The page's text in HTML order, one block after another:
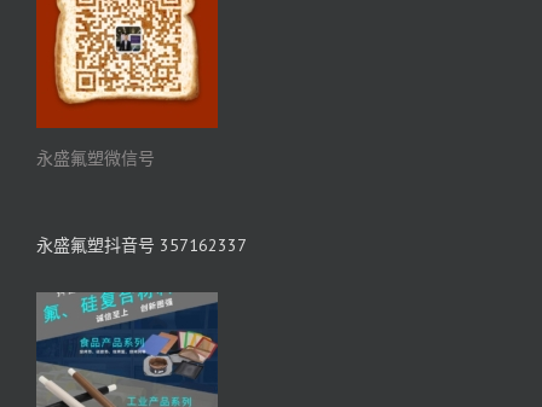
永盛氟塑微信号
永盛氟塑抖音号 357162337